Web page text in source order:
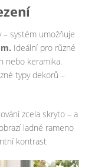
systém umožňuje
Ideální pro různé
nebo keramika.
typy dekorů –
zcela skryto – a
ladné rameno
kontrast